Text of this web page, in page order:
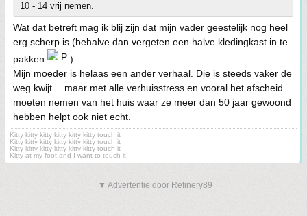
10 - 14 vrij nemen.
Wat dat betreft mag ik blij zijn dat mijn vader geestelijk nog heel
erg scherp is (behalve dan vergeten een halve kledingkast in te
pakken
).
Mijn moeder is helaas een ander verhaal. Die is steeds vaker de
weg kwijt… maar met alle verhuisstress en vooral het afscheid
moeten nemen van het huis waar ze meer dan 50 jaar gewoond
hebben helpt ook niet echt.
Kitty kitty kitty kitty kitty kitty touch it
Kitty kitty kitty kitty kitty kitty touch it
Kitty kitty kitty kitty kitty kitty touch it
Kitty at my foot and I want to touch it
▼ Advertentie door Refinery89